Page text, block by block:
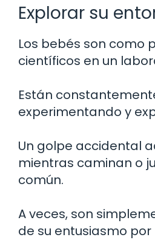
Explorar su
Los bebés son como
científicos en un
Están
experimentando y
Un golpe accidental
mientras caminan o
común.
A veces, son
de su entusiasmo por